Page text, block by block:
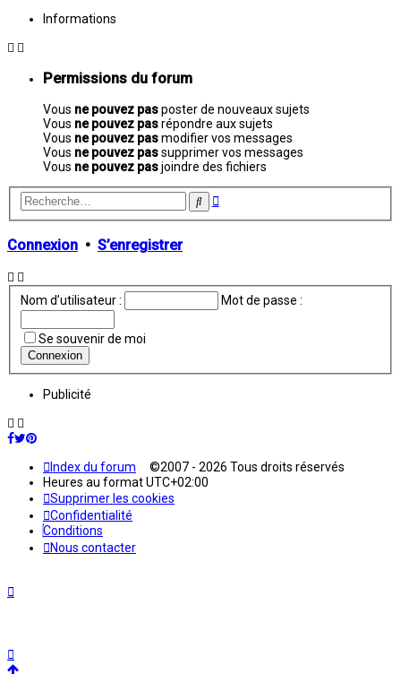
Informations
Permissions du forum
Vous ne pouvez pasposter de nouveaux sujets
Vous ne pouvez pasrépondre aux sujets
Vous ne pouvez pasmodifier vos messages
Vous ne pouvez passupprimer vos messages
Vous ne pouvez pasjoindre des fichiers
Rechercher
Recherche
Connexion • S’enregistrer
Nom d’utilisateur : Mot de passe :
Se souvenir de moi
Publicité
Index du forum ©2007 - 2026 Tous droits réservés
Heures au formatUTC+02:00
Supprimer les cookies
Confidentialité
Conditions
Nous contacter